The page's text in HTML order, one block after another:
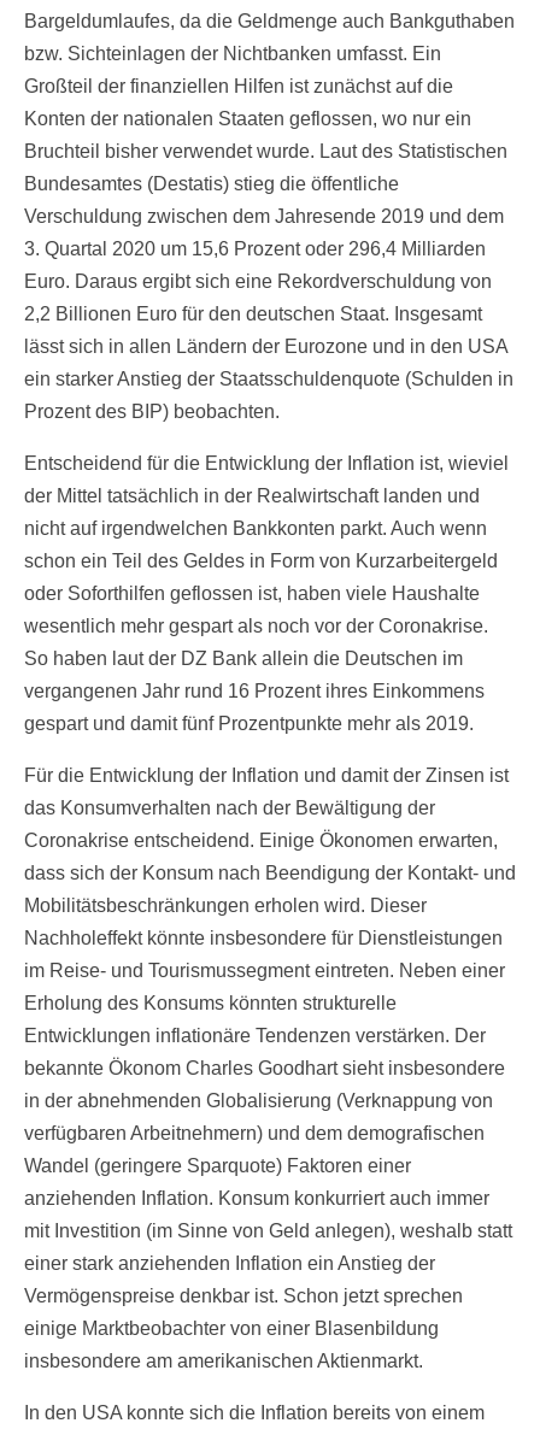
Bargeldumlaufes, da die Geldmenge auch Bankguthaben
bzw. Sichteinlagen der Nichtbanken umfasst. Ein
Großteil der finanziellen Hilfen ist zunächst auf die
Konten der nationalen Staaten geflossen, wo nur ein
Bruchteil bisher verwendet wurde. Laut des Statistischen
Bundesamtes (Destatis) stieg die öffentliche
Verschuldung zwischen dem Jahresende 2019 und dem
3. Quartal 2020 um 15,6 Prozent oder 296,4 Milliarden
Euro. Daraus ergibt sich eine Rekordverschuldung von
2,2 Billionen Euro für den deutschen Staat. Insgesamt
lässt sich in allen Ländern der Eurozone und in den USA
ein starker Anstieg der Staatsschuldenquote (Schulden in
Prozent des BIP) beobachten.
Entscheidend für die Entwicklung der Inflation ist, wieviel
der Mittel tatsächlich in der Realwirtschaft landen und
nicht auf irgendwelchen Bankkonten parkt. Auch wenn
schon ein Teil des Geldes in Form von Kurzarbeitergeld
oder Soforthilfen geflossen ist, haben viele Haushalte
wesentlich mehr gespart als noch vor der Coronakrise.
So haben laut der DZ Bank allein die Deutschen im
vergangenen Jahr rund 16 Prozent ihres Einkommens
gespart und damit fünf Prozentpunkte mehr als 2019.
Für die Entwicklung der Inflation und damit der Zinsen ist
das Konsumverhalten nach der Bewältigung der
Coronakrise entscheidend. Einige Ökonomen erwarten,
dass sich der Konsum nach Beendigung der Kontakt- und
Mobilitätsbeschränkungen erholen wird. Dieser
Nachholeffekt könnte insbesondere für Dienstleistungen
im Reise- und Tourismussegment eintreten. Neben einer
Erholung des Konsums könnten strukturelle
Entwicklungen inflationäre Tendenzen verstärken. Der
bekannte Ökonom Charles Goodhart sieht insbesondere
in der abnehmenden Globalisierung (Verknappung von
verfügbaren Arbeitnehmern) und dem demografischen
Wandel (geringere Sparquote) Faktoren einer
anziehenden Inflation. Konsum konkurriert auch immer
mit Investition (im Sinne von Geld anlegen), weshalb statt
einer stark anziehenden Inflation ein Anstieg der
Vermögenspreise denkbar ist. Schon jetzt sprechen
einige Marktbeobachter von einer Blasenbildung
insbesondere am amerikanischen Aktienmarkt.
In den USA konnte sich die Inflation bereits von einem